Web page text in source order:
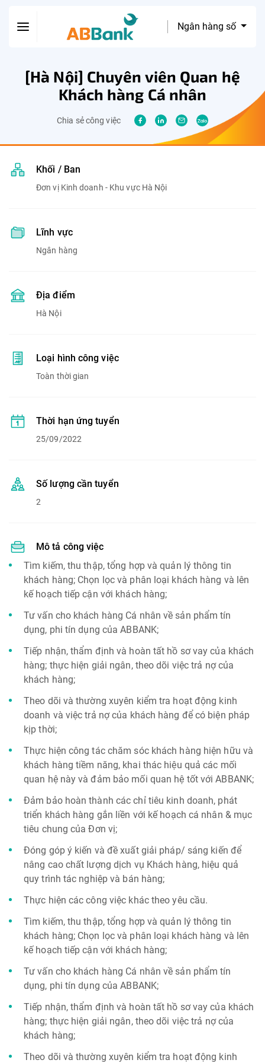
Ngân hàng số
[Hà Nội] Chuyên viên Quan hệ
Khách hàng Cá nhân
Chia sẻ công việc
Khối / Ban
Đơn vị Kinh doanh - Khu vực Hà Nội
Lĩnh vực
Ngân hàng
Địa điểm
Hà Nội
Loại hình công việc
Toàn thời gian
Thời hạn ứng tuyển
25/09/2022
Số lượng cần tuyển
2
Mô tả công việc
Tìm kiếm, thu thập, tổng hợp và quản lý thông tin
khách hàng; Chọn lọc và phân loại khách hàng và lên
kế hoạch tiếp cận với khách hàng;
Tư vấn cho khách hàng Cá nhân về sản phẩm tín
dụng, phi tín dụng của ABBANK;
Tiếp nhận, thẩm định và hoàn tất hồ sơ vay của khách
hàng; thực hiện giải ngân, theo dõi việc trả nợ của
khách hàng;
Theo dõi và thường xuyên kiểm tra hoạt động kinh
doanh và việc trả nợ của khách hàng để có biện pháp
kịp thời;
Thực hiện công tác chăm sóc khách hàng hiện hữu và
khách hàng tiềm năng, khai thác hiệu quả các mối
quan hệ này và đảm bảo mối quan hệ tốt với ABBANK;
Đảm bảo hoàn thành các chỉ tiêu kinh doanh, phát
triển khách hàng gắn liền với kế hoạch cá nhân & mục
tiêu chung của Đơn vị;
Đóng góp ý kiến và đề xuất giải pháp/ sáng kiến để
nâng cao chất lượng dịch vụ Khách hàng, hiệu quả
quy trình tác nghiệp và bán hàng;
Thực hiện các công việc khác theo yêu cầu.
Tìm kiếm, thu thập, tổng hợp và quản lý thông tin
khách hàng; Chọn lọc và phân loại khách hàng và lên
kế hoạch tiếp cận với khách hàng;
Tư vấn cho khách hàng Cá nhân về sản phẩm tín
dụng, phi tín dụng của ABBANK;
Tiếp nhận, thẩm định và hoàn tất hồ sơ vay của khách
hàng; thực hiện giải ngân, theo dõi việc trả nợ của
khách hàng;
Theo dõi và thường xuyên kiểm tra hoạt động kinh